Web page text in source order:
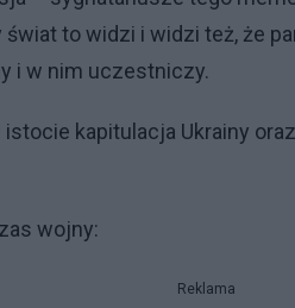
świat to widzi i widzi też, że
i w nim uczestniczy.
kapitulacja Ukrainy
wojny:
Reklama